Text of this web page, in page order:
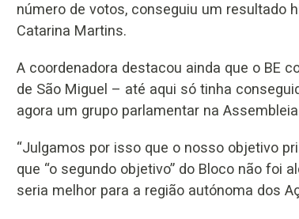
número de votos, conseguiu um resultado
Catarina Martins.
A coordenadora destacou ainda que o BE
de São Miguel – até aqui só tinha
agora um grupo parlamentar na
“Julgamos por isso que o nosso objetivo
que “o segundo objetivo” do Bloco não foi
seria melhor para a região autónoma dos